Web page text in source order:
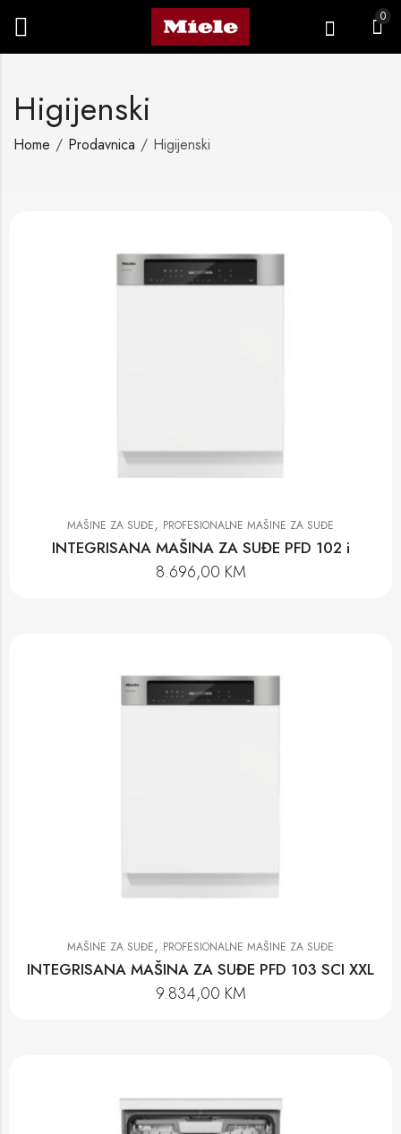
0
Higijenski
Home Prodavnica Higijenski
MAŠINE ZA SUĐE, PROFESIONALNE MAŠINE ZA SUĐE
INTEGRISANA MAŠINA ZA SUĐE PFD 102 i
8.696,00 KM
MAŠINE ZA SUĐE, PROFESIONALNE MAŠINE ZA SUĐE
INTEGRISANA MAŠINA ZA SUĐE PFD 103 SCI XXL
9.834,00 KM